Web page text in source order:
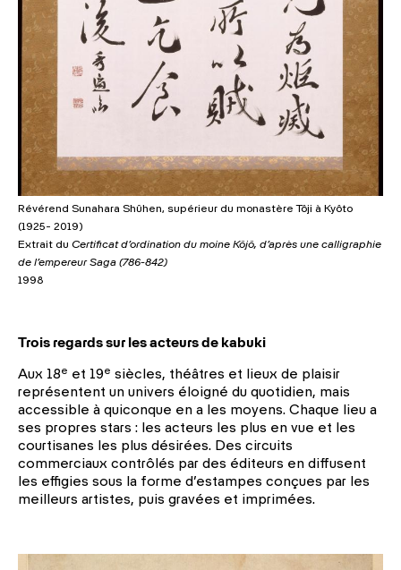
Révérend Sunahara Shûhen, supérieur du monastère Tôji à Kyôto
(1925- 2019)
Extrait du Certificat d’ordination du moine Kôjô, d’après une calligraphie
de l’empereur Saga (786-842)
1998
Trois regards sur les acteurs de kabuki
Aux 18 e et 19 e siècles, théâtres et lieux de plaisir
représentent un univers éloigné du quotidien, mais
accessible à quiconque en a les moyens. Chaque lieu a
ses propres stars : les acteurs les plus en vue et les
courtisanes les plus désirées. Des circuits
commerciaux contrôlés par des éditeurs en diffusent
les effigies sous la forme d’estampes conçues par les
meilleurs artistes, puis gravées et imprimées.